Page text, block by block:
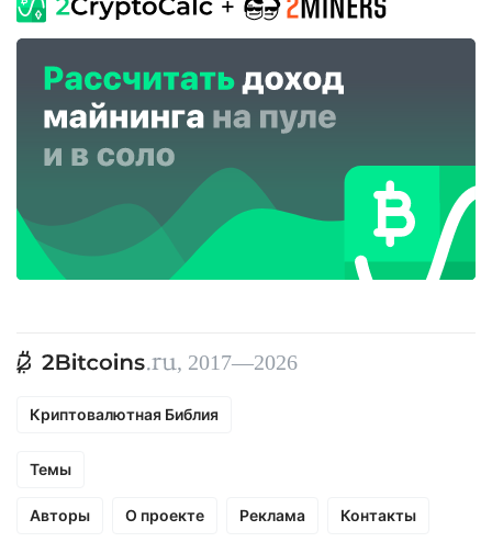
, 2017—2026
Криптовалютная Библия
Темы
Авторы О проекте Реклама Контакты